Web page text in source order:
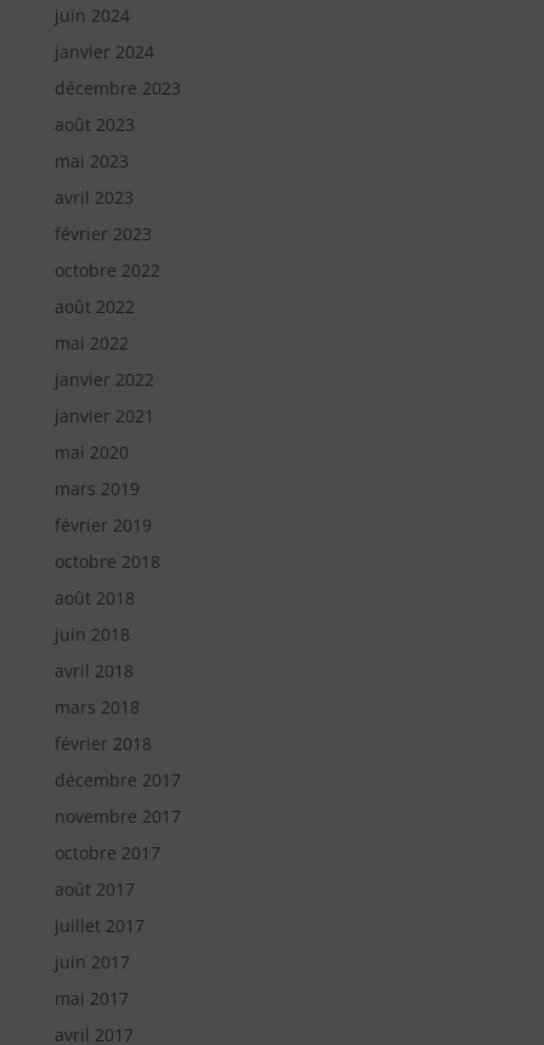
juin 2024
janvier 2024
décembre 2023
août 2023
mai 2023
avril 2023
février 2023
octobre 2022
août 2022
mai 2022
janvier 2022
janvier 2021
mai 2020
mars 2019
février 2019
octobre 2018
août 2018
juin 2018
avril 2018
mars 2018
février 2018
décembre 2017
novembre 2017
octobre 2017
août 2017
juillet 2017
juin 2017
mai 2017
avril 2017